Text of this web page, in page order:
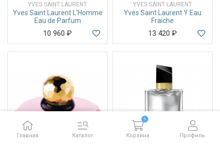
YVES SAINT LAURENT
Yves Saint Laurent L'Homme
Eau de Parfum
10 960 ₽
YVES SAINT LAURENT
Yves Saint Laurent Y Eau
Fraiche
13 420 ₽
Главная Каталог Корзина
0
Профиль